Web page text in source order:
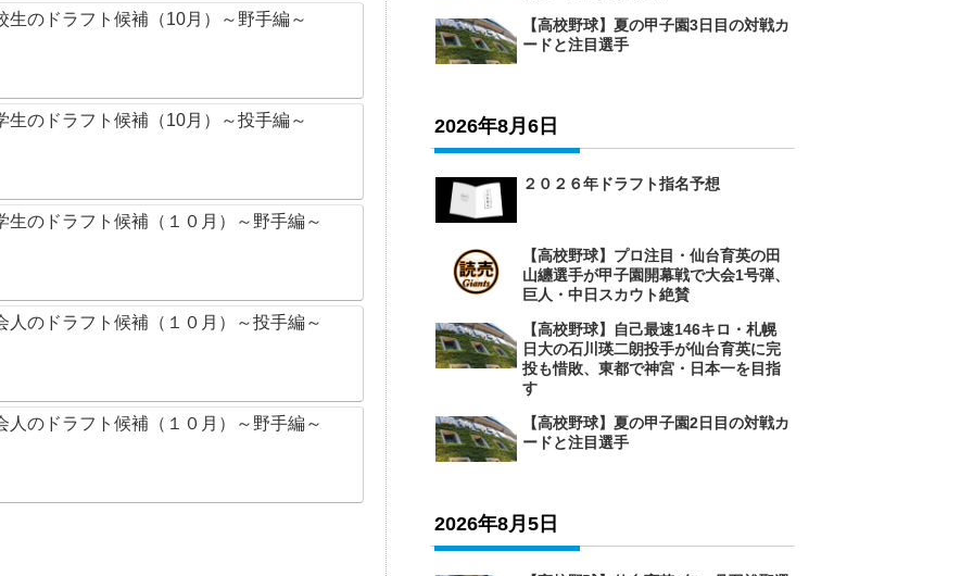
生のドラフト候補（10月）～野手編～
生のドラフト候補（10月）～投手編～
生のドラフト候補（１０月）～野手編～
人のドラフト候補（１０月）～投手編～
人のドラフト候補（１０月）～野手編～
【高校野球】夏の甲子園3日目の対戦カ
ードと注目選手
2026年8月6日
２０２６年ドラフト指名予想
【高校野球】プロ注目・仙台育英の田
山纏選手が甲子園開幕戦で大会1号弾、
巨人・中日スカウト絶賛
【高校野球】自己最速146キロ・札幌
日大の石川瑛二朗投手が仙台育英に完
投も惜敗、東都で神宮・日本一を目指
す
【高校野球】夏の甲子園2日目の対戦カ
ードと注目選手
2026年8月5日